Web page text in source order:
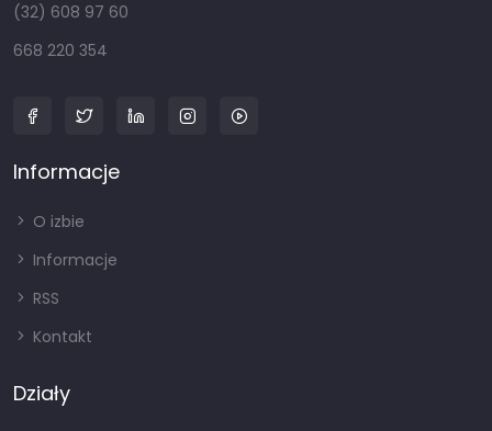
(32) 608 97 60
668 220 354
Informacje
O izbie
Informacje
RSS
Kontakt
Działy